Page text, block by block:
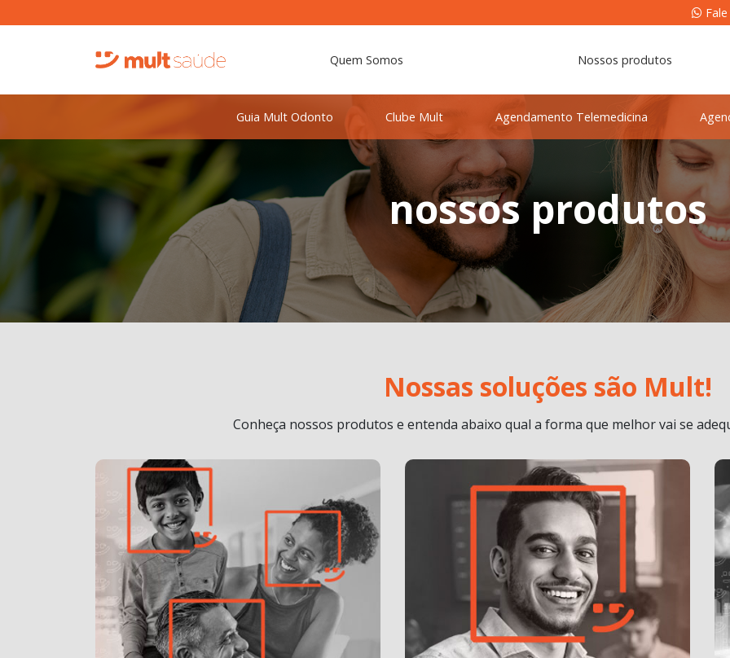
Quem Somos Nossos produtos
Guia Mult Odonto Clube Mult Agendamento Telemedicina
nossos produtos
Nossas soluções são Mult!
Conheça nossos produtos e entenda abaixo qual a forma que melhor vai se